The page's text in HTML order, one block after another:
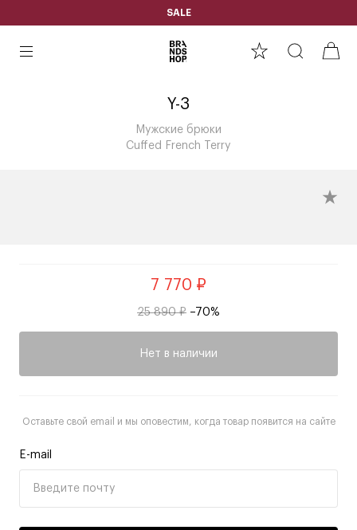
SALE
Y-3
Мужские брюки
Cuffed French Terry
7 770 ₽
25 890 ₽ –70%
Нет в наличии
Оставьте свой email и мы оповестим, когда товар появится на сайте
E-mail